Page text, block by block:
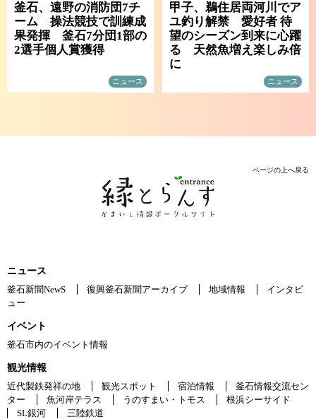
釜石、遠野の消防団7チ
ーム 操法競技で訓練成
果発揮 釜石7分団1部の
2選手個人賞獲得
ニュース
甲子、鵜住居両河川でア
ユ釣り解禁 愛好者 待
望のシーズン到来に心躍
る 天然魚増え楽しみ倍
に
ニュース
ページの上へ戻る
ニュース
釜石新聞NewS
復興釜石新聞アーカイブ 地域情報
インタビ
ュー
イベント
釜石市内のイベント情報
観光情報
近代製鉄発祥の地
観光スポット 宿泊情報
釜石情報交流セン
ター
魚河岸テラス うのすまい・トモス
根浜シーサイド
SL銀河
三陸鉄道